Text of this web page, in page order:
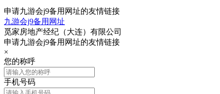
申请九游会j9备用网址的友情链接
九游会j9备用网址
觅家房地产经纪（大连）有限公司
申请九游会j9备用网址的友情链接
×
您的称呼
手机号码